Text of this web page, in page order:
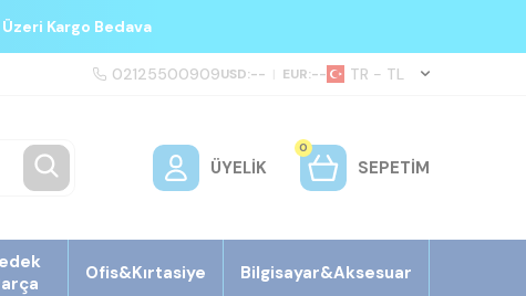
Kargo Bedava
02125500909USD:-- | EUR:-- TR − TL
ÜYELIK
0
SEPETIM
Ofis&Kırtasiye Bilgisayar&Aksesuar